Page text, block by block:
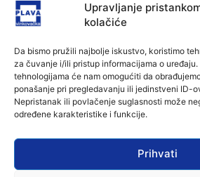
Upravljanje
kolačiće
Da bismo pružili najbolje iskustvo, koristimo
za čuvanje i/ili pristup informacijama o
tehnologijama će nam omogućiti da
ponašanje pri pregledavanju ili jedinstveni ID-
Nepristanak ili povlačenje suglasnosti može
određene karakteristike i funkcije.
Prihvati
Zbog niskog
plovidba na Dunavu
Aktualno
Krimići, trileri,
povijesna fikcija
žanrovi ovoga
6 kolovoza, 2026